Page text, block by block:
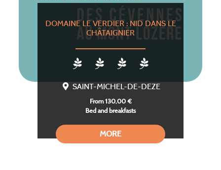
DOMAINE LE VERDIER : NID DANS LE
CHÂTAIGNIER
SAINT-MICHEL-DE-DEZE
From 130,00 €
Bed and breakfasts
MORE